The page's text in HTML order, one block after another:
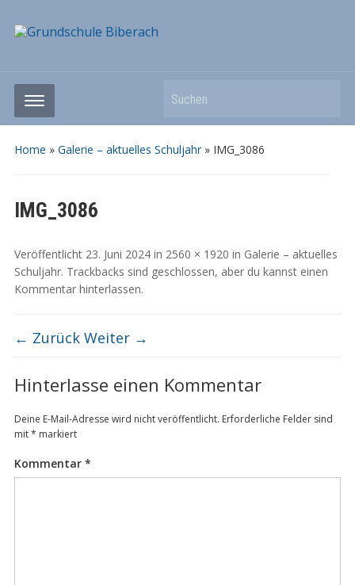
Suchen
Home » Galerie – aktuelles Schuljahr» IMG_3086
IMG_3086
Veröffentlicht 23. Juni 2024in 2560 × 1920 in Galerie – aktuelles
Schuljahr. Trackbacks sind geschlossen, aber du kannst einen
Kommentar hinterlassen.
← Zurück Weiter →
Hinterlasse einen Kommentar
Deine E-Mail-Adresse wird nicht veröffentlicht. Erforderliche Felder sind
mit* markiert
Kommentar *